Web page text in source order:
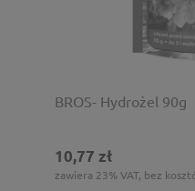
BROS- Hydrożel 90g
10,77 zł
zawiera 23% VAT, bez